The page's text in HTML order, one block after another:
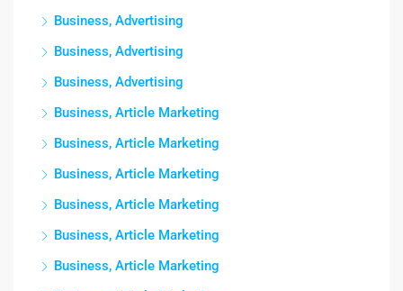
Business, Advertising
Business, Advertising
Business, Advertising
Business, Article Marketing
Business, Article Marketing
Business, Article Marketing
Business, Article Marketing
Business, Article Marketing
Business, Article Marketing